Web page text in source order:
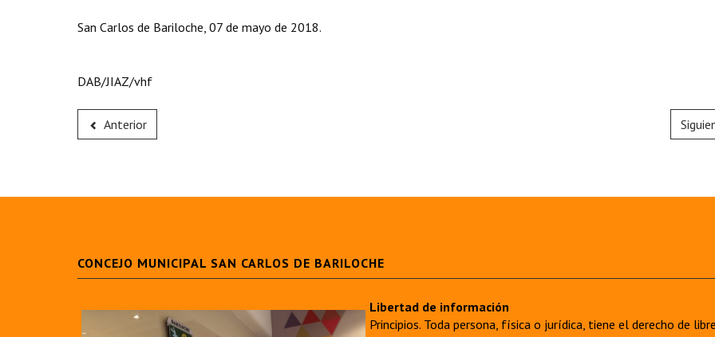
San Carlos de Bariloche, 07 de mayo de 2018.
DAB/JIAZ/vhf
Anterior
CONCEJO MUNICIPAL SAN CARLOS DE BARILOCHE
Libertad de información
Principios. Toda persona, física o jurídica, tiene el derecho de